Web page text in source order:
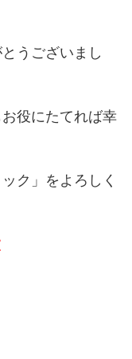
うございまし
役にたてれば幸
ク」をよろしく